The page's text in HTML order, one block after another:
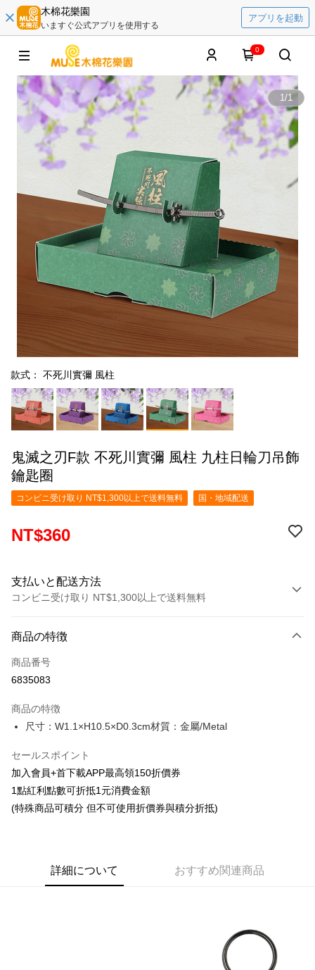
木棉花樂園
いますぐ公式アプリを使用する
アプリを起動
0
1/1
款式： 不死川實彌 風柱
鬼滅之刃F款 不死川實彌 風柱 九柱日輪刀吊飾
鑰匙圈
コンビニ受け取り NT$1,300以上で送料無料 国・地域配送
NT$360
支払いと配送方法
コンビニ受け取り NT$1,300以上で送料無料
クレジットカード1回払い
コンビニ店頭代金引換
Apple Pay
Google Pay
商品の特徴
商品番号
6835083
商品の特徴
尺寸：W1.1×H10.5×D0.3cm材質：金屬/Metal
セールスポイント
加入會員+首下載APP最高領150折價券
1點紅利點數可折抵1元消費金額
(特殊商品可積分 但不可使用折價券與積分折抵)
詳細について おすすめ関連商品